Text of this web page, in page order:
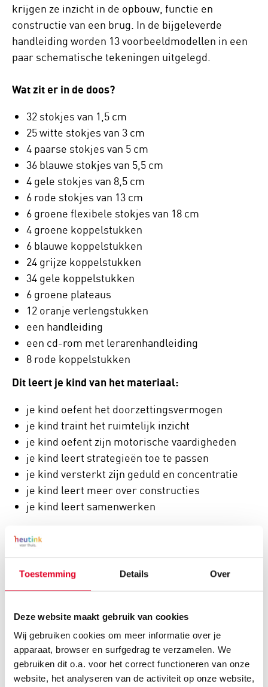
Toestemming Details Over
Deze website maakt gebruik van cookies
Wij gebruiken cookies om meer informatie over je
apparaat, browser en surfgedrag te verzamelen. We
gebruiken dit o.a. voor het correct functioneren van onze
website, het analyseren van de activiteit op onze website,
krijgen ze inzicht in de opbouw, functie en
constructie van een brug. In de bijgeleverde
handleiding worden 13 voorbeeldmodellen in een
paar schematische tekeningen uitgelegd.
Wat zit er in de doos?
32 stokjes van 1,5 cm
25 witte stokjes van 3 cm
4 paarse stokjes van 5 cm
36 blauwe stokjes van 5,5 cm
4 gele stokjes van 8,5 cm
6 rode stokjes van 13 cm
6 groene flexibele stokjes van 18 cm
4 groene koppelstukken
6 blauwe koppelstukken
24 grijze koppelstukken
34 gele koppelstukken
6 groene plateaus
12 oranje verlengstukken
een handleiding
een cd-rom met lerarenhandleiding
8 rode koppelstukken
Dit leert je kind van het materiaal:
je kind oefent het doorzettingsvermogen
je kind traint het ruimtelijk inzicht
je kind oefent zijn motorische vaardigheden
je kind leert strategieën toe te passen
je kind versterkt zijn geduld en concentratie
je kind leert meer over constructies
je kind leert samenwerken